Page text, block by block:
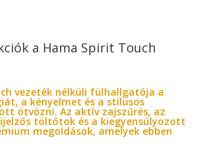
a Hama Spirit Touch
vezeték nélküli fülhallgatója a
a kényelmet és a stílusos
ötvözni. Az aktív zajszűrés, az
töltőtok és a kiegyensúlyozott
megoldások, amelyek ebben